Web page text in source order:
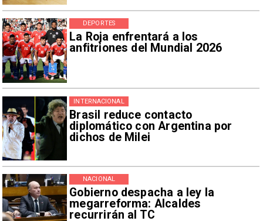
La Roja enfrentará a los
anfitriones del Mundial 2026
DEPORTES
Brasil reduce contacto
diplomático con Argentina por
dichos de Milei
INTERNACIONAL
Gobierno despacha a ley la
megarreforma: Alcaldes
recurrirán al TC
NACIONAL